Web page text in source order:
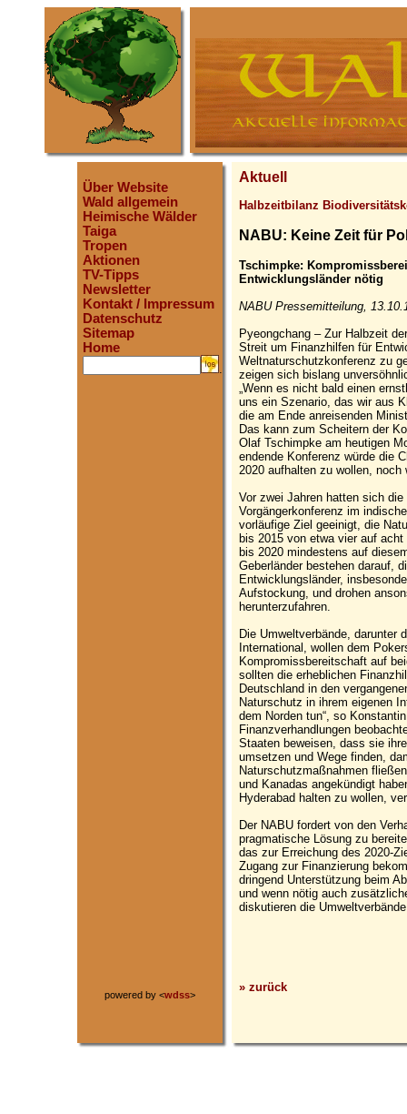
Über Website
Wald allgemein
Heimische Wälder
Taiga
Tropen
Aktionen
TV-Tipps
Newsletter
Kontakt / Impressum
Datenschutz
Sitemap
Home
.
powered by <wdss>
Aktuell
Halbzeitbilanz
NABU: Keine Zeit für
Tschimpke:
Entwicklungsländer nötig
NABU Pressemitteilung,
Pyeongchang – Zur Halbzeit
Streit um Finanzhilfen für
Weltnaturschutzkonferenz zu
zeigen sich bislang
„Wenn es nicht bald einen
uns ein Szenario, das wir aus
die am Ende anreisenden
Das kann zum Scheitern der
Olaf Tschimpke am heutigen
endende Konferenz würde die
2020 aufhalten zu wollen, noch
Vor zwei Jahren hatten sich
Vorgängerkonferenz im
vorläufige Ziel geeinigt, die
bis 2015 von etwa vier auf
bis 2020 mindestens auf
Geberländer bestehen darauf,
Entwicklungsländer,
Aufstockung, und drohen
herunterzufahren.
Die Umweltverbände, darunter
International, wollen dem
Kompromissbereitschaft auf
sollten die erheblichen
Deutschland in den
Naturschutz in ihrem eigenen
dem Norden tun“, so
Finanzverhandlungen
Staaten beweisen, dass sie
umsetzen und Wege finden,
Naturschutzmaßnahmen
und Kanadas angekündigt
Hyderabad halten zu wollen,
Der NABU fordert von den
pragmatische Lösung zu
das zur Erreichung des 2020-
Zugang zur Finanzierung
dringend Unterstützung beim
und wenn nötig auch
diskutieren die
» zurück